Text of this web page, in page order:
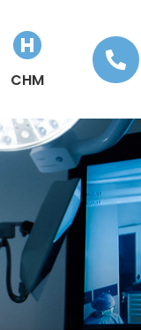

CHM
